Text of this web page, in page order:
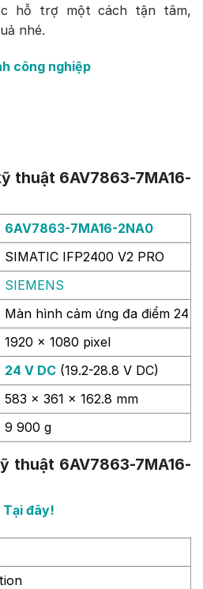
hỗ trợ một cách tận tâm,
nhé.
công nghiệp
thuật 6AV7863-7MA16-
6AV7863-7MA16-2NA0
SIMATIC IFP2400 V2 PRO
SIEMENS
Màn hình cảm ứng đa điểm 24
1920 x 1080 pixel
24 V DC (19.2-28.8 V DC)
583 x 361 x 162.8 mm
9 900 g
thuật 6AV7863-7MA16-
Tại đây!